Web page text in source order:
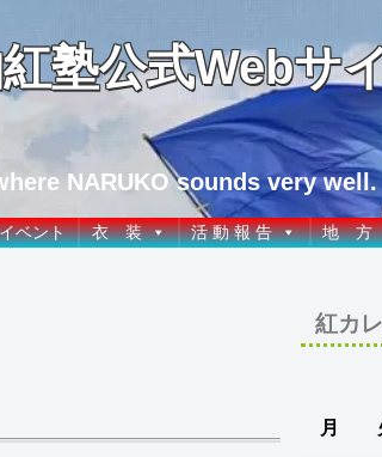
塾公式Webサ
NARUKO sounds very well.
ベント 衣 装 活 動 報 告 地 方
紅カ
月